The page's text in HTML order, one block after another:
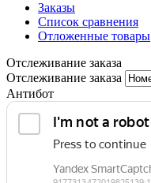
Заказы
Список сравнения
Отложенные товары
Отслеживание заказа
Отслеживание заказа
Антибот